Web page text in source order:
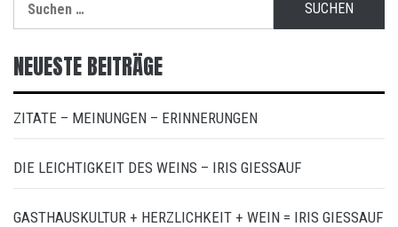
nach:
NEUESTE BEITRÄGE
ZITATE – MEINUNGEN – ERINNERUNGEN
DIE LEICHTIGKEIT DES WEINS – IRIS GIESSAUF
GASTHAUSKULTUR + HERZLICHKEIT + WEIN = IRIS GIESSAUF